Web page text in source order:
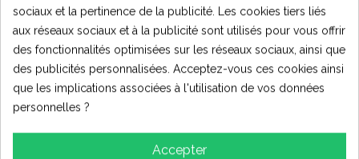
Composants
électriques
INTERRUPTEUR 3
3,50 €
Ajouter au
sociaux et la pertinence de la publicité. Les cookies tiers liés
aux réseaux sociaux et à la publicité sont utilisés pour vous offrir
des fonctionnalités optimisées sur les réseaux sociaux, ainsi que
des publicités personnalisées. Acceptez-vous ces cookies ainsi
que les implications associées à l'utilisation de vos données
personnelles ?
Accepter